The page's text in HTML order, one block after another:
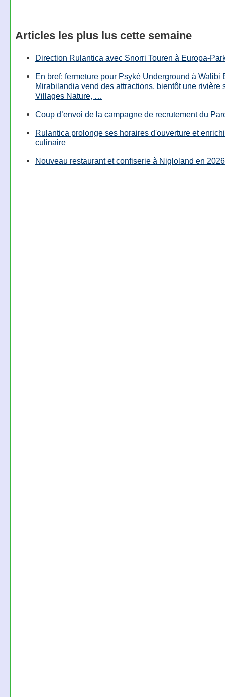
Articles les plus lus cette semaine
Direction Rulantica avec Snorri Touren à Europa-
En bref: fermeture pour Psyké Underground à Walibi
Mirabilandia vend des attractions, bientôt une rivière
Villages Nature, …
Coup d’envoi de la campagne de recrutement du
Rulantica prolonge ses horaires d'ouverture et
culinaire
Nouveau restaurant et confiserie à Nigloland en 2026